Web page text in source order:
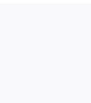
aux États-Unis
au Canada a
de ses
de
en